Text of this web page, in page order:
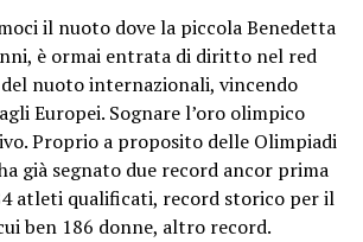
il nuoto dove la piccola Benedetta
è ormai entrata di diritto nel red
nuoto internazionali, vincendo
Europei. Sognare l’oro olimpico
Proprio a proposito delle Olimpiadi
già segnato due record ancor prima
atleti qualificati, record storico per il
ben 186 donne, altro record.